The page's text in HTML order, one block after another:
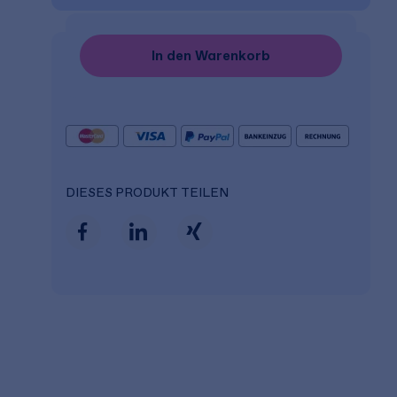
In den Warenkorb
DIESES PRODUKT TEILEN